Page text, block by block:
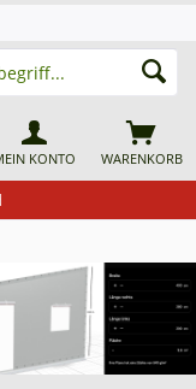
WARENKORB
KONTO